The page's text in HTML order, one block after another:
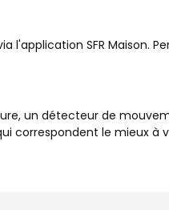
SFR Maison.
un détecteur de
correspondent le mieux à